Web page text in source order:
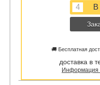
🚚 Бесплатная
доставка в
Информация